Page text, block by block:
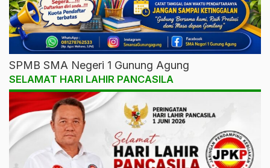
SPMB SMA Negeri 1 Gunung Agung
SELAMAT HARI LAHIR PANCASILA